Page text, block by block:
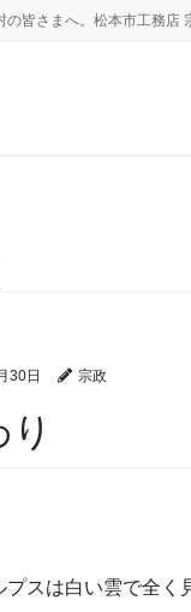
皆さまへ。松本市工務
30日 宗政
スは白い雲で全く